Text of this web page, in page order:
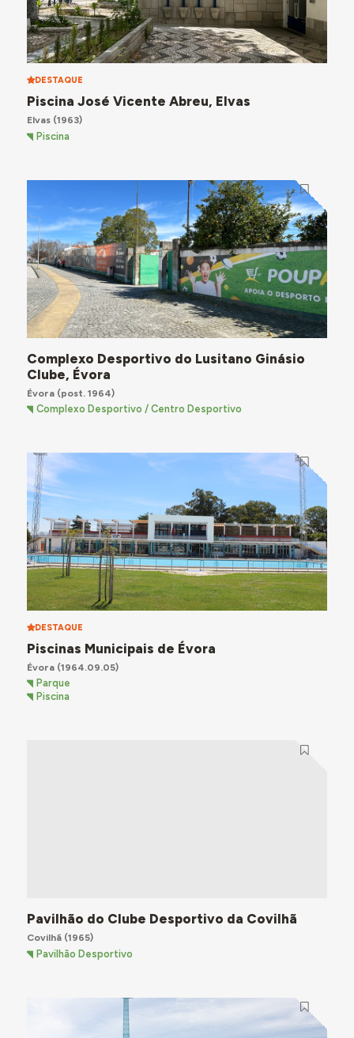
DESTAQUE
Piscina José Vicente Abreu, Elvas
Elvas(1963)
Piscina
Complexo Desportivo do Lusitano Ginásio
Clube, Évora
Évora(post. 1964)
Complexo Desportivo / Centro Desportivo
DESTAQUE
Piscinas Municipais de Évora
Évora(1964.09.05)
Parque
Piscina
Pavilhão do Clube Desportivo da Covilhã
Covilhã(1965)
Pavilhão Desportivo